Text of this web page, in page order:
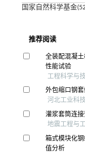
国家自然科学基金